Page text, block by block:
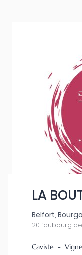
LA
Belfort,
20 faubourg
Caviste -